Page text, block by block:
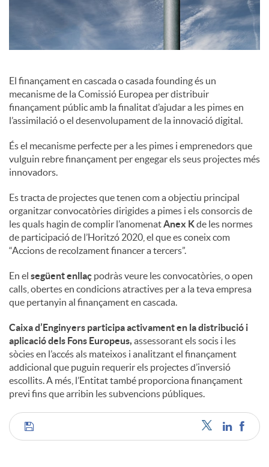
o
n
t
i
n
g
u
t
s
El finançament en cascada o casada founding és un
mecanisme de la Comissió Europea per distribuir
finançament públic amb la finalitat d’ajudar a les pimes en
l’assimilació o el desenvolupament de la innovació digital.
És el mecanisme perfecte per a les pimes i emprenedors que
vulguin rebre finançament per engegar els seus projectes més
innovadors.
Es tracta de projectes que tenen com a objectiu principal
organitzar convocatòries dirigides a pimes i els consorcis de
les quals hagin de complir l’anomenatAnex Kde les normes
de participació de l’Horitzó 2020, el que es coneix com
“Accions de recolzament financer a tercers”.
En el següent enllaç podràs veure les convocatòries, o open
calls, obertes en condicions atractives per a la teva empresa
que pertanyin al finançament en cascada.
Caixa d’Enginyers participa activament en la distribució i
aplicació dels Fons Europeus, assessorant els socis i les
sòcies en l’accés als mateixos i analitzant el finançament
addicional que puguin requerir els projectes d’inversió
escollits. A més, l’Entitat també proporciona finançament
previ fins que arribin les subvencions públiques.
C